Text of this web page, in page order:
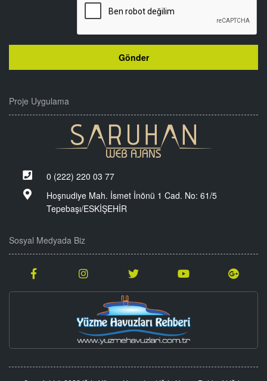
Proje Uygulama
0 (222) 220 03 77
Hoşnudiye Mah. İsmet İnönü 1 Cad. No: 61/5
Tepebaşı/ESKİŞEHİR
Sosyal Medyada Biz